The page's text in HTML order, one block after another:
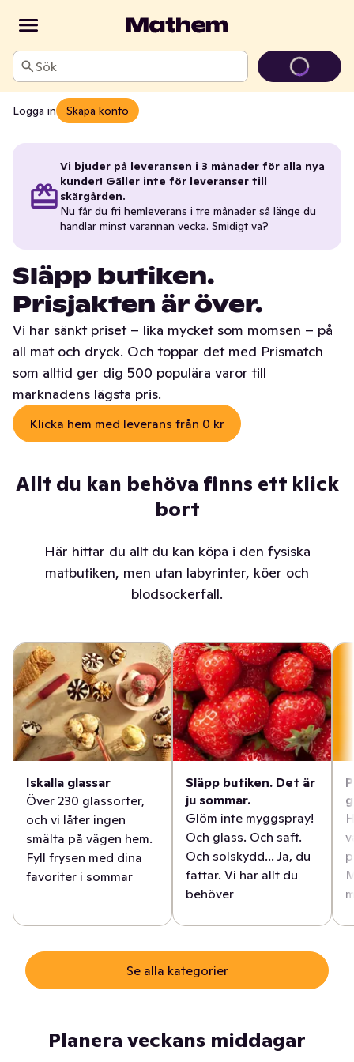
Sök
Logga in Skapa konto
Vi bjuder på leveransen i 3 månader för alla nya
kunder! Gäller inte för leveranser till
skärgården.
Nu får du fri hemleverans i tre månader så länge du
handlar minst varannan vecka. Smidigt va?
Släpp butiken.
Prisjakten är över.
Vi har sänkt priset – lika mycket som momsen – på
all mat och dryck. Och toppar det med Prismatch
som alltid ger dig 500 populära varor till
marknadens lägsta pris.
Klicka hem med leverans från 0 kr
Allt du kan behöva finns ett klick
bort
Här hittar du allt du kan köpa i den fysiska
matbutiken, men utan labyrinter, köer och
blodsockerfall.
Iskalla glassar
Över 230 glassorter,
och vi låter ingen
smälta på vägen hem.
Fyll frysen med dina
favoriter i sommar
Släpp butiken. Det är
ju sommar.
Glöm inte myggspray!
Och glass. Och saft.
Och solskydd... Ja, du
fattar. Vi har allt du
behöver
Se alla kategorier
Planera veckans middagar